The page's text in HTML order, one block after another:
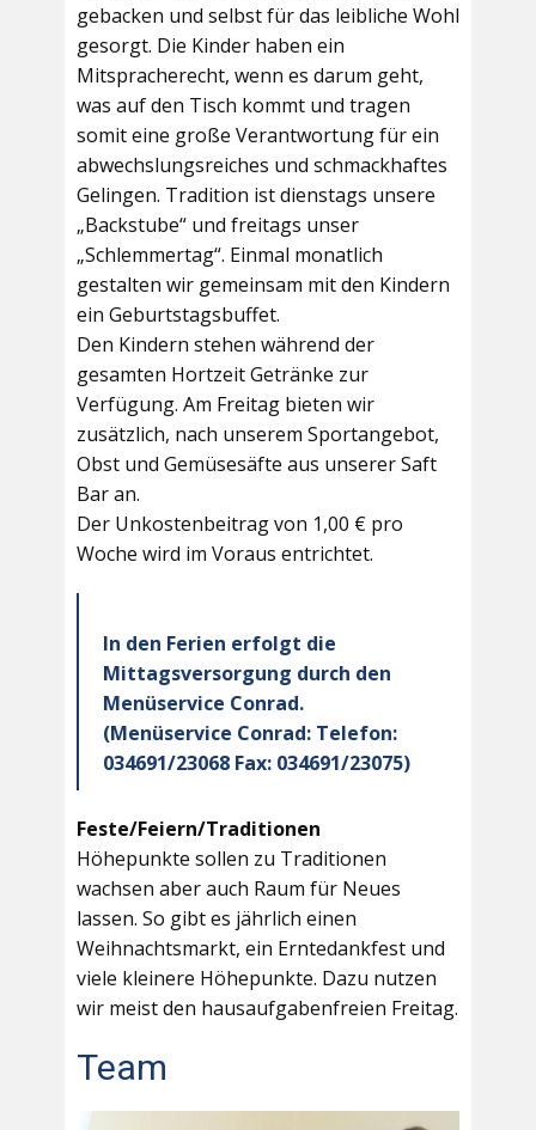
gebacken und selbst für das leibliche Wohl
gesorgt. Die Kinder haben ein
Mitspracherecht, wenn es darum geht,
was auf den Tisch kommt und tragen
somit eine große Verantwortung für ein
abwechslungsreiches und schmackhaftes
Gelingen. Tradition ist dienstags unsere
„Backstube“ und freitags unser
„Schlemmertag“. Einmal monatlich
gestalten wir gemeinsam mit den Kindern
ein Geburtstagsbuffet.
Den Kindern stehen während der
gesamten Hortzeit Getränke zur
Verfügung. Am Freitag bieten wir
zusätzlich, nach unserem Sportangebot,
Obst und Gemüsesäfte aus unserer Saft
Bar an.
Der Unkostenbeitrag von 1,00 € pro
Woche wird im Voraus entrichtet.
In den Ferien erfolgt die
Mittagsversorgung durch den
Menüservice Conrad.
(Menüservice Conrad: Telefon:
034691/23068 Fax: 034691/23075)
Feste/Feiern/Traditionen
Höhepunkte sollen zu Traditionen
wachsen aber auch Raum für Neues
lassen. So gibt es jährlich einen
Weihnachtsmarkt, ein Erntedankfest und
viele kleinere Höhepunkte. Dazu nutzen
wir meist den hausaufgabenfreien Freitag.
Team